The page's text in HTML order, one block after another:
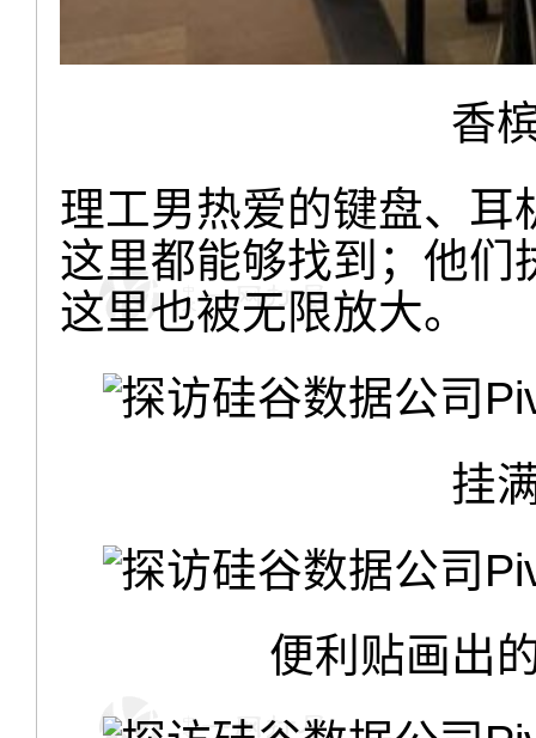
香
理工男热爱的键盘、耳
这里都能够找到；他们
这里也被无限放大。
挂
便利贴画出